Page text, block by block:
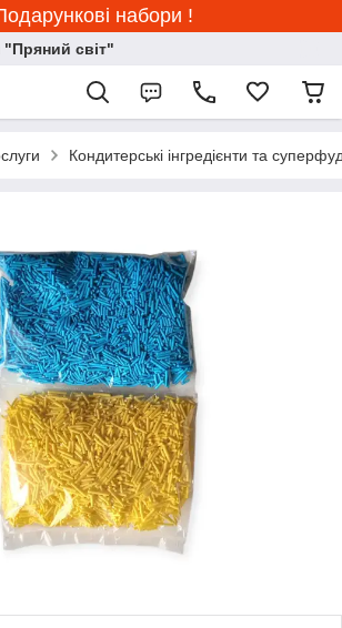
набори !
"Пряний світ"
Кондитерські інгредієнти та